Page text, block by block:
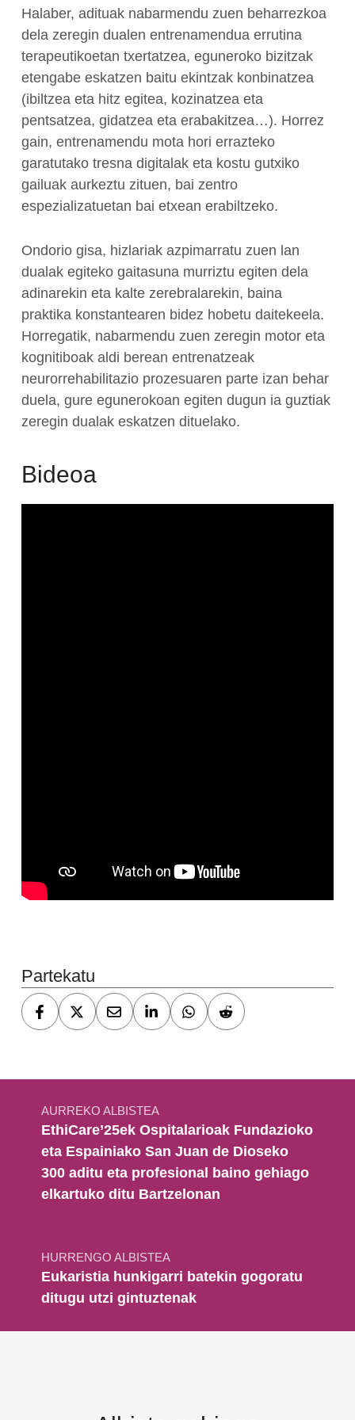
Halaber, adituak nabarmendu zuen beharrezkoa
dela zeregin dualen entrenamendua errutina
terapeutikoetan txertatzea, eguneroko bizitzak
etengabe eskatzen baitu ekintzak konbinatzea
(ibiltzea eta hitz egitea, kozinatzea eta
pentsatzea, gidatzea eta erabakitzea…). Horrez
gain, entrenamendu mota hori errazteko
garatutako tresna digitalak eta kostu gutxiko
gailuak aurkeztu zituen, bai zentro
espezializatuetan bai etxean erabiltzeko.
Ondorio gisa, hizlariak azpimarratu zuen lan
dualak egiteko gaitasuna murriztu egiten dela
adinarekin eta kalte zerebralarekin, baina
praktika konstantearen bidez hobetu daitekeela.
Horregatik, nabarmendu zuen zeregin motor eta
kognitiboak aldi berean entrenatzeak
neurorrehabilitazio prozesuaren parte izan behar
duela, gure egunerokoan egiten dugun ia guztiak
zeregin dualak eskatzen dituelako.
Bideoa
Partekatu
Bidalketetan zehar nabigatu
AURREKO ALBISTEA
EthiCare’25ek Ospitalarioak Fundazioko
eta Espainiako San Juan de Dioseko
300 aditu eta profesional baino gehiago
elkartuko ditu Bartzelonan
HURRENGO ALBISTEA
Eukaristia hunkigarri batekin gogoratu
ditugu utzi gintuztenak